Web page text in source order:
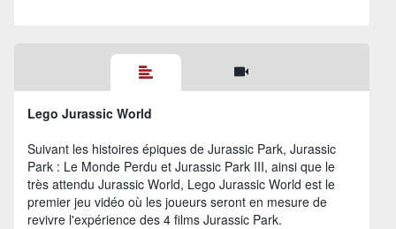
Lego Jurassic World
Suivant les histoires épiques de Jurassic Park, Jurassic
Park : Le Monde Perdu et Jurassic Park III, ainsi que le
très attendu Jurassic World, Lego Jurassic World est le
premier jeu vidéo où les joueurs seront en mesure de
revivre l'expérience des 4 films Jurassic Park.